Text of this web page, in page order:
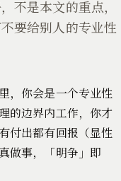
不是本文的重点，
要给别人的专业性
，你会是一个专业性
的边界内工作，你才
付出都有回报（显性
做事，「明争」即